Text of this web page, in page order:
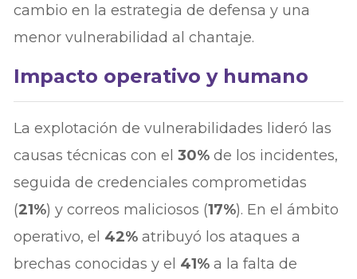
cambio en la estrategia de defensa y una
menor vulnerabilidad al chantaje.
Impacto operativo y humano
La explotación de vulnerabilidades lideró las
causas técnicas con el30% de los incidentes,
seguida de credenciales comprometidas
(21%) y correos maliciosos (17%). En el ámbito
operativo, el 42% atribuyó los ataques a
brechas conocidas y el 41% a la falta de